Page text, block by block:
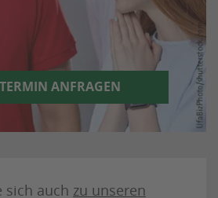
TERMIN ANFRAGEN
sich auch zu unseren